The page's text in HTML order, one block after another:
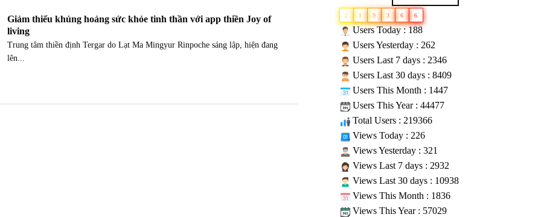
Giảm thiểu khủng hoảng sức khỏe tinh thần với app thiền Joy of
living
Trung tâm thiền định Tergar do Lạt Ma Mingyur Rinpoche sáng lập, hiện đang
lên...
2 1 9 3 6 6
Users Today : 188
Users Yesterday : 262
Users Last 7 days : 2346
Users Last 30 days : 8409
Users This Month : 1447
Users This Year : 44477
Total Users : 219366
Views Today : 226
Views Yesterday : 321
Views Last 7 days : 2932
Views Last 30 days : 10938
Views This Month : 1836
Views This Year : 57029